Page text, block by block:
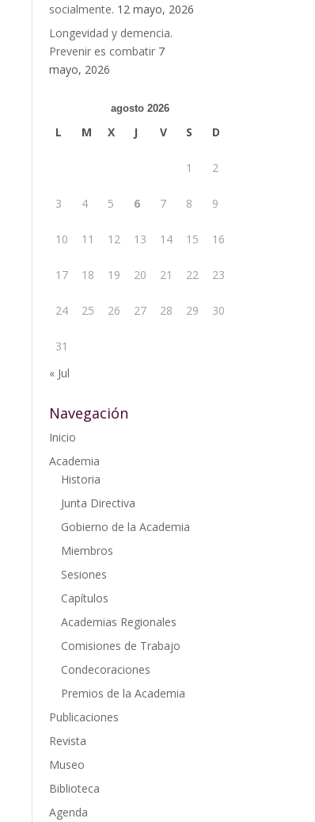
socialmente. 12 mayo, 2026
Longevidad y demencia.
Prevenir es combatir 7
mayo, 2026
agosto 2026
L M X J V S D
1 2
3 4 5 6 7 8 9
10 11 12 13 14 15 16
17 18 19 20 21 22 23
24 25 26 27 28 29 30
31
« Jul
Navegación
Inicio
Academia
Historia
Junta Directiva
Gobierno de la Academia
Miembros
Sesiones
Capítulos
Academias Regionales
Comisiones de Trabajo
Condecoraciones
Premios de la Academia
Publicaciones
Revista
Museo
Biblioteca
Agenda